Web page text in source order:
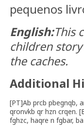
pequenos
English:This
children
the caches.
Additional
[PT]Ab prcb pbegnqb,
qronvkb qr hzn crqen.
fghzc, haqre n fgbar,